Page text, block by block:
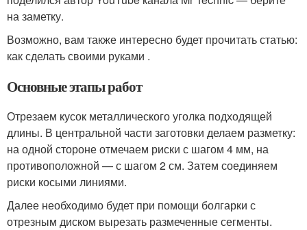
на заметку.
Возможно, вам также интересно будет прочитать статью:
как сделать своими руками .
Основные этапы работ
Отрезаем кусок металлического уголка подходящей
длины. В центральной части заготовки делаем разметку:
на одной стороне отмечаем риски с шагом 4 мм, на
противоположной — с шагом 2 см. Затем соединяем
риски косыми линиями.
Далее необходимо будет при помощи болгарки с
отрезным диском вырезать размеченные сегменты.